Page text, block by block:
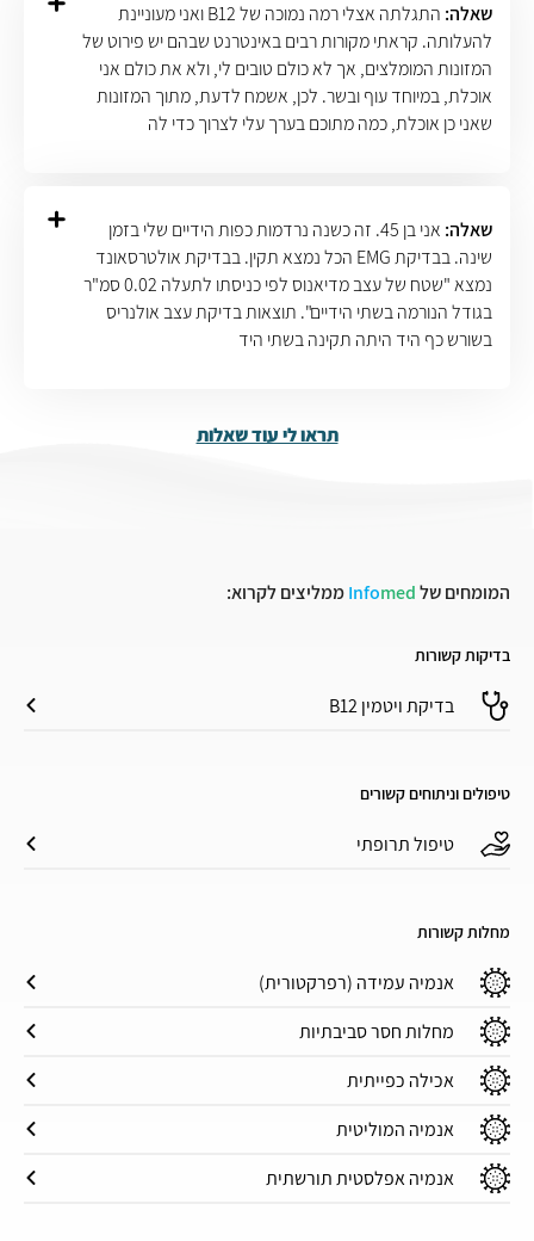
שאלה:
התגלתה אצלי רמה נמוכה של B12 ואני מעוניינת
להעלותה. קראתי מקורות רבים באינטרנט שבהם יש פירוט של
המזונות המומלצים, אך לא כולם טובים לי, ולא את כולם אני
אוכלת, במיוחד עוף ובשר. לכן, אשמח לדעת, מתוך המזונות
שאני כן אוכלת, כמה מתוכם בערך עלי לצרוך כדי לה
שאלה:
אני בן 45. זה כשנה נרדמות כפות הידיים שלי בזמן
שינה. בבדיקת EMG הכל נמצא תקין. בבדיקת אולטרסאונד
נמצא "שטח של עצב מדיאנוס לפי כניסתו לתעלה 0.02 סמ"ר
בגודל הנורמה בשתי הידיים". תוצאות בדיקת עצב אולנריס
בשורש כף היד היתה תקינה בשתי היד
תראו לי עוד שאלות
המומחים של Infomed ממליצים לקרוא:
בדיקות קשורות
בדיקת ויטמין B12
טיפולים וניתוחים קשורים
טיפול תרופתי
מחלות קשורות
אנמיה עמידה (רפרקטורית)
מחלות חסר סביבתיות
אכילה כפייתית
אנמיה המוליטית
אנמיה אפלסטית תורשתית